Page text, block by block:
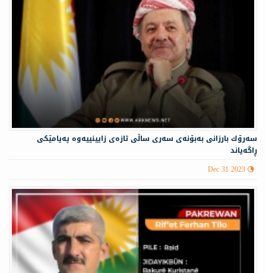
سەرۆك بارزانی بەبۆنەی سەری ساڵی تازەی زایینییه‌وه‌ په‌یامێكی
ڕاگه‌یاند
Dec 31 2023